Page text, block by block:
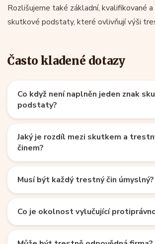
Rozlišujeme také základní, kvalifikované
skutkové podstaty, které ovlivňují výši
Často kladené dotazy
Co když není naplněn jeden znak
podstaty?
Jaký je rozdíl mezi skutkem a
činem?
Musí být každý trestný čin úmyslný?
Co je okolnost vylučující